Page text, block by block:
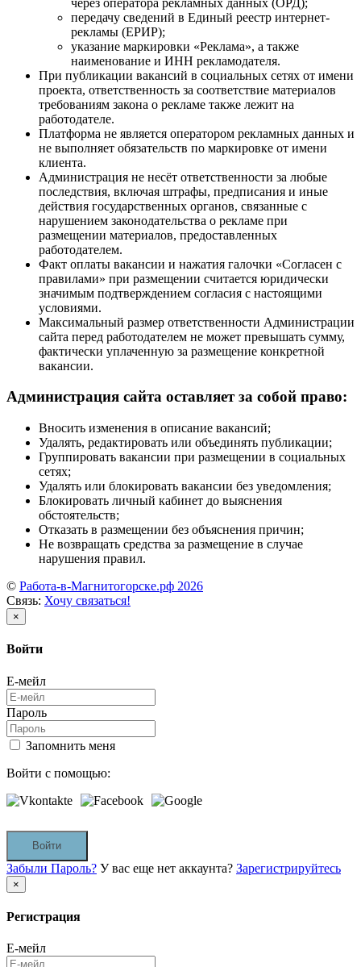
передачу сведений в Единый реестр интернет-
рекламы (ЕРИР);
указание маркировки «Реклама», а также
наименование и ИНН рекламодателя.
При публикации вакансий в социальных сетях от имени
проекта, ответственность за соответствие материалов
требованиям закона о рекламе также лежит на
работодателе.
Платформа не является оператором рекламных данных и
не выполняет обязательств по маркировке от имени
клиента.
Администрация не несёт ответственности за любые
последствия, включая штрафы, предписания и иные
действия государственных органов, связанные с
нарушением законодательства о рекламе при
размещении материалов, предоставленных
работодателем.
Факт оплаты вакансии и нажатия галочки «Согласен с
правилами» при размещении считается юридически
значимым подтверждением согласия с настоящими
условиями.
Максимальный размер ответственности Администрации
сайта перед работодателем не может превышать сумму,
фактически уплаченную за размещение конкретной
вакансии.
Администрация сайта оставляет за собой право:
Вносить изменения в описание вакансий;
Удалять, редактировать или объединять публикации;
Группировать вакансии при размещении в социальных
сетях;
Удалять или блокировать вакансии без уведомления;
Блокировать личный кабинет до выяснения
обстоятельств;
Отказать в размещении без объяснения причин;
Не возвращать средства за размещение в случае
нарушения правил.
© Работа-в-Магнитогорске.рф 2026
Связь: Хочу связаться!
×
Войти
Е-мейл
Пароль
Запомнить меня
Войти с помощью:
Войти
Забыли Пароль? У вас еще нет аккаунта? Зарегистрируйтесь
×
Регистрация
Е-мейл